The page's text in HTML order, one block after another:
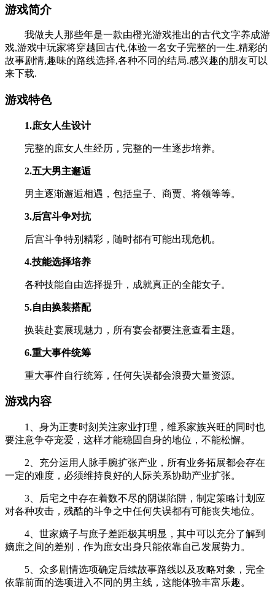
游戏简介
我做夫人那些年是一款由橙光游戏推出的古代文字养成游
戏,游戏中玩家将穿越回古代,体验一名女子完整的一生.精彩的
故事剧情,趣味的路线选择,各种不同的结局.感兴趣的朋友可以
来下载.
游戏特色
1.庶女人生设计
完整的庶女人生经历，完整的一生逐步培养。
2.五大男主邂逅
男主逐渐邂逅相遇，包括皇子、商贾、将领等等。
3.后宫斗争对抗
后宫斗争特别精彩，随时都有可能出现危机。
4.技能选择培养
各种技能自由选择提升，成就真正的全能女子。
5.自由换装搭配
换装赴宴展现魅力，所有宴会都要注意查看主题。
6.重大事件统筹
重大事件自行统筹，任何失误都会浪费大量资源。
游戏内容
1、身为正妻时刻关注家业打理，维系家族兴旺的同时也
要注意争夺宠爱，这样才能稳固自身的地位，不能松懈。
2、充分运用人脉手腕扩张产业，所有业务拓展都会存在
一定的难度，必须维持良好的人际关系协助产业扩张。
3、后宅之中存在着数不尽的阴谋陷阱，制定策略计划应
对各种攻击，残酷的斗争之中任何失误都有可能丧失地位。
4、世家嫡子与庶子差距极其明显，其中可以充分了解到
嫡庶之间的差别，作为庶女出身只能依靠自己发展势力。
5、众多剧情选项确定后续故事路线以及攻略对象，完全
依靠前面的选项进入不同的男主线，这能体验丰富乐趣。